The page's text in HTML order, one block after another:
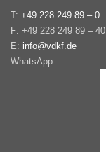
T: +49 228 249 89 – 0
F: +49 228 249 89 – 40
E: info@vdkf.de
WhatsApp: